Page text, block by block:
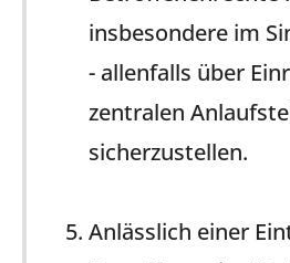
insbesondere im
- allenfalls über
zentralen
sicherzustellen.
Anlässlich einer